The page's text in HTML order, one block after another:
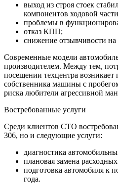
выход из строя стоек
компонентов ходовой
проблемы в
отказ КПП;
снижение отзывчивости на
Современные модели
производителем. Между тем,
посещении техцентра возникает
собственника машины с
риска любители агрессивной
Востребованные услуги
Среди клиентов СТО
306, но и следующие услуги:
диагностика
плановая замена
подготовка автомобиля к
года.